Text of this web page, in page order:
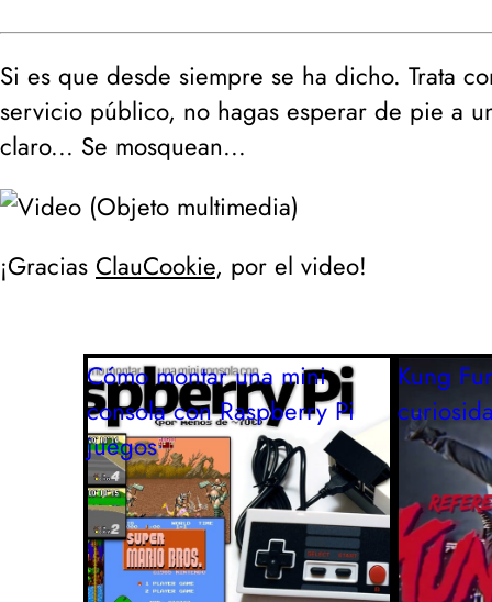
Si es que desde siempre se ha dicho. Trata
servicio público, no hagas esperar de pie a
claro... Se mosquean...
¡Gracias ClauCookie, por el video!
Cómo montar una mini
consola con Raspberry Pi
juegos
Kung